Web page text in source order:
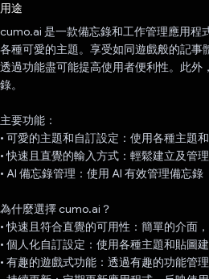
用途
cumo.ai 是一款備忘錄和工作管理應用程
各種可愛的主題。享受如同遊戲般的記事
透過功能盡可能提高使用者便利性。此外
錄。
主要功能：
• 可愛的主題和自訂設定：使用各種主題
• 快速且直覺的輸入方式：輕鬆建立及管理
• AI 備忘錄管理：使用 AI 有效管理備忘錄
為什麼選擇 cumo.ai？
• 快速且符合直覺的可用性：簡單的介面
• 個人化自訂設定：使用各種主題和貼圖
• 有趣的遊戲式功能：透過有趣的功能管理